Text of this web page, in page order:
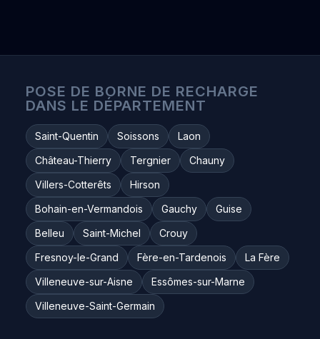
POSE DE BORNE DE RECHARGE
DANS LE DÉPARTEMENT
Saint-Quentin Soissons
Laon
Château-Thierry
Tergnier
Chauny
Villers-Cotterêts
Hirson
Bohain-en-Vermandois
Gauchy
Guise
Belleu
Saint-Michel
Crouy
Fresnoy-le-Grand
Fère-en-Tardenois
La Fère
Villeneuve-sur-Aisne
Essômes-sur-Marne
Villeneuve-Saint-Germain